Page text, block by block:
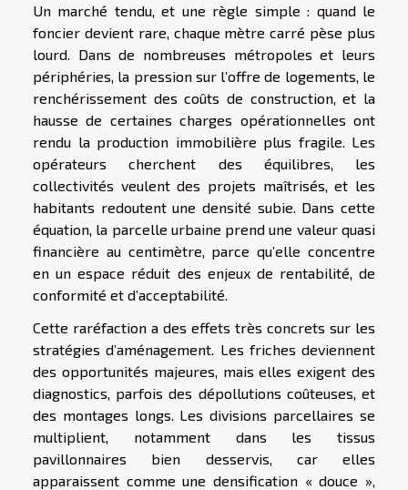
Un marché tendu, et une règle simple : quand le
foncier devient rare, chaque mètre carré pèse plus
lourd. Dans de nombreuses métropoles et leurs
périphéries, la pression sur l’offre de logements, le
renchérissement des coûts de construction, et la
hausse de certaines charges opérationnelles ont
rendu la production immobilière plus fragile. Les
opérateurs cherchent des équilibres, les
collectivités veulent des projets maîtrisés, et les
habitants redoutent une densité subie. Dans cette
équation, la parcelle urbaine prend une valeur quasi
financière au centimètre, parce qu’elle concentre
en un espace réduit des enjeux de rentabilité, de
conformité et d’acceptabilité.
Cette raréfaction a des effets très concrets sur les
stratégies d’aménagement. Les friches deviennent
des opportunités majeures, mais elles exigent des
diagnostics, parfois des dépollutions coûteuses, et
des montages longs. Les divisions parcellaires se
multiplient, notamment dans les tissus
pavillonnaires bien desservis, car elles
apparaissent comme une densification « douce »,